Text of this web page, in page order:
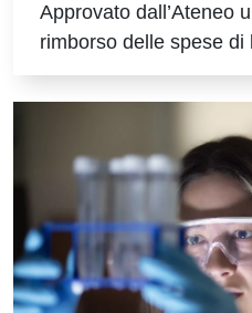
Approvato dall’Ateneo
rimborso delle spese di